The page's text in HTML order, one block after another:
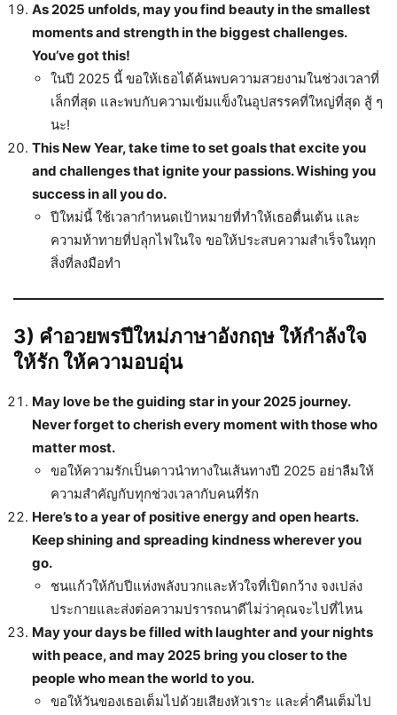
As 2025 unfolds, may you find beauty in the smallest
moments and strength in the biggest challenges.
You’ve got this!
ในปี 2025 นี้ ขอให้เธอได้ค้นพบความสวยงามในช่วงเวลาที่
เล็กที่สุด และพบกับความเข้มแข็งในอุปสรรคที่ใหญ่ที่สุด สู้ ๆ
นะ!
This New Year, take time to set goals that excite you
and challenges that ignite your passions. Wishing you
success in all you do.
ปีใหม่นี้ ใช้เวลากำหนดเป้าหมายที่ทำให้เธอตื่นเต้น และ
ความท้าทายที่ปลุกไฟในใจ ขอให้ประสบความสำเร็จในทุก
สิ่งที่ลงมือทำ
3) คำอวยพรปีใหม่ภาษาอังกฤษ ให้กำลังใจ
ให้รัก ให้ความอบอุ่น
May love be the guiding star in your 2025 journey.
Never forget to cherish every moment with those who
matter most.
ขอให้ความรักเป็นดาวนำทางในเส้นทางปี 2025 อย่าลืมให้
ความสำคัญกับทุกช่วงเวลากับคนที่รัก
Here’s to a year of positive energy and open hearts.
Keep shining and spreading kindness wherever you
go.
ชนแก้วให้กับปีแห่งพลังบวกและหัวใจที่เปิดกว้าง จงเปล่ง
ประกายและส่งต่อความปรารถนาดีไม่ว่าคุณจะไปที่ไหน
May your days be filled with laughter and your nights
with peace, and may 2025 bring you closer to the
people who mean the world to you.
ขอให้วันของเธอเต็มไปด้วยเสียงหัวเราะ และค่ำคืนเต็มไป